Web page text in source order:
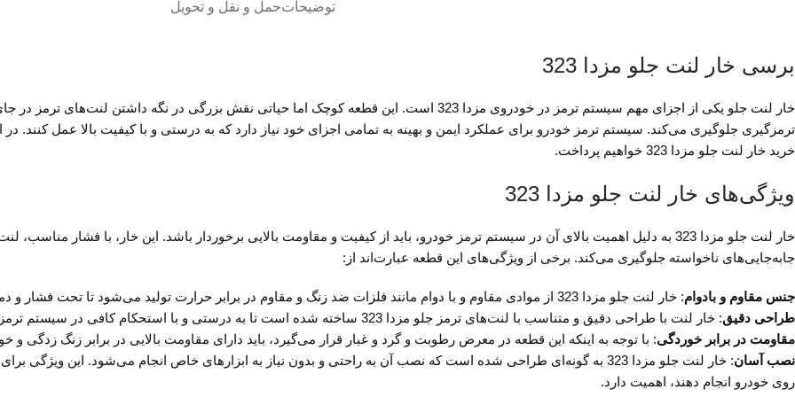
توضیحاتحمل و نقل و تحویل
برسی خار لنت جلو مزدا 323
خار لنت جلو یکی از اجزای مهم سیستم ترمز در خودروی مزدا 323 است. این قطعه کوچک اما حیاتی نقش بزرگی در نگه
ترمزگیری جلوگیری می‌کند. سیستم ترمز خودرو برای عملکرد ایمن و بهینه به تمامی اجزای خود نیاز دارد که به درستی و با کیفیت بالا عمل کنند. در
خرید خار لنت جلو مزدا 323 خواهیم پرداخت.
ویژگی‌های خار لنت جلو مزدا 323
خار لنت جلو مزدا 323 به دلیل اهمیت بالای آن در سیستم ترمز خودرو، باید از کیفیت و مقاومت بالایی برخوردار باشد. این خار، با فشار
جابه‌جایی‌های ناخواسته جلوگیری می‌کند. برخی از ویژگی‌های این قطعه عبارت‌اند از:
جنس مقاوم و بادوام: خار لنت جلو مزدا 323 از موادی مقاوم و با دوام مانند فلزات ضد زنگ و مقاوم در برابر حرارت تولید می‌شود تا تحت فشار و دمای بالا، استحکام خود را حفظ کند.
طراحی دقیق: خار لنت با طراحی دقیق و متناسب با لنت‌های ترمز جلو مزدا 323 ساخته شده است تا به درستی و با استحکام کافی در سیستم ترمز قرار گیرد و عملکردی قابل اعتماد داشته باشد.
مقاومت در برابر خوردگی: با توجه به اینکه این قطعه در معرض رطوبت و گرد و غبار قرار می‌گیرد، باید دارای مقاومت بالایی در برابر زنگ زدگی و
نصب آسان
: خار لنت جلو مزدا 323 به گونه‌ای طراحی شده است که نصب آن به راحتی و بدون نیاز به ابزارهای خاص انجام می‌شود. این
روی خودرو انجام دهند، اهمیت دارد.